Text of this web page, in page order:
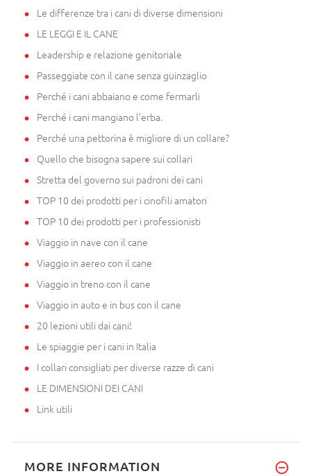
Le differenze tra i cani di diverse dimensioni
LE LEGGI E IL CANE
Leadership e relazione genitoriale
Passeggiate con il cane senza guinzaglio
Perché i cani abbaiano e come fermarli
Perché i cani mangiano l'erba.
Perché una pettorina è migliore di un collare?
Quello che bisogna sapere sui collari
Stretta del governo sui padroni dei cani
TOP 10 dei prodotti per i cinofili amatori
TOP 10 dei prodotti per i professionisti
Viaggio in nave con il cane
Viaggio in aereo con il cane
Viaggio in treno con il cane
Viaggio in auto e in bus con il cane
20 lezioni utili dai cani!
Le spiaggie per i cani in Italia
I collari consigliati per diverse razze di cani
LE DIMENSIONI DEI CANI
Link utili
MORE INFORMATION